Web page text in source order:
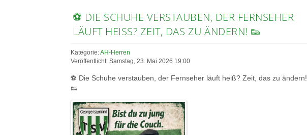
⚽ DIE SCHUHE VERSTAUBEN, DER FERNSEHER
LÄUFT HEISS? ZEIT, DAS ZU ÄNDERN! 👟
Kategorie:AH-Herren
Veröffentlicht: Samstag, 23. Mai 2026 19:00
⚽ Die Schuhe verstauben, der Fernseher läuft heiß? Zeit, das zu ändern!
👟